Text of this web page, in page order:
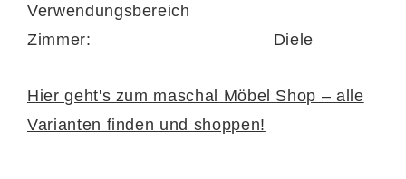
Verwendungsbereich
Zimmer:
Diele
Hier geht's zum maschal Möbel Shop – alle
Varianten finden und shoppen!